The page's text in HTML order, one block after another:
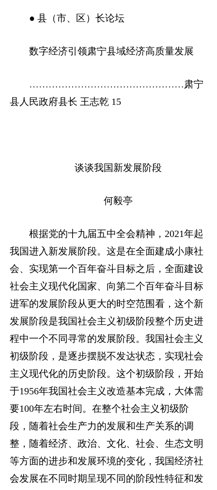
● 县（市、区）长论坛
数字经济引领肃宁县域经济高质量发展
…………………………………………肃宁
县人民政府县长 王志乾 15
谈谈我国新发展阶段
何毅亭
根据党的十九届五中全会精神，2021年起
我国进入新发展阶段。这是在全面建成小康社
会、实现第一个百年奋斗目标之后，全面建设
社会主义现代化国家、向第二个百年奋斗目标
进军的发展阶段从更大的时空范围看，这个新
发展阶段是我国社会主义初级阶段整个历史进
程中一个不同寻常的发展阶段。我国社会主义
初级阶段，是逐步摆脱不发达状态，实现社会
主义现代化的历史阶段。这个初级阶段，开始
于1956年我国社会主义改造基本完成，大体需
要100年左右时间。在整个社会主义初级阶
段，随着社会生产力的发展和生产关系的调
整，随着经济、政治、文化、社会、生态文明
等方面的进步和发展环境的变化，我国经济社
会发展在不同时期呈现不同的阶段性特征和发